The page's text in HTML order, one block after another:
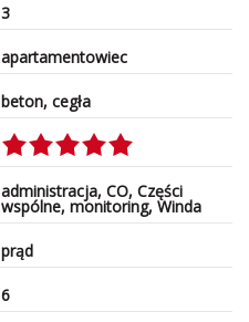
3
apartamentowiec
beton, cegła
administracja, CO, Części
wspólne, monitoring, Winda
prąd
6